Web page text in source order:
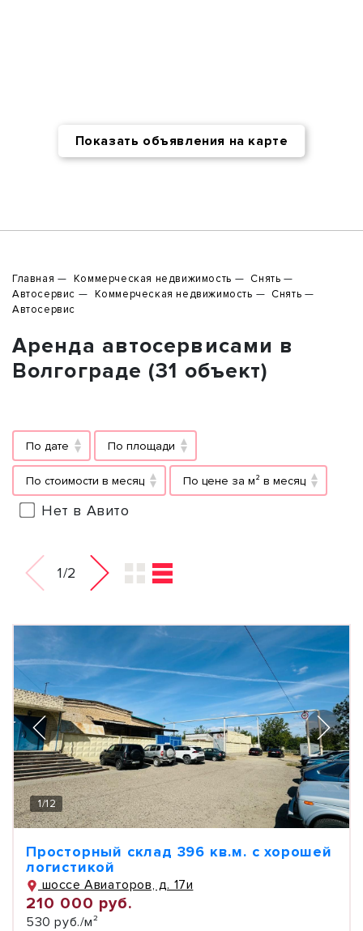
Показать объявления на карте
Главная Коммерческая недвижимость
Снять
Автосервис
Коммерческая недвижимость
Снять
Автосервис
Аренда автосервисами в
Волгограде (31 объект)
По дате По площади
По стоимости в месяц По цене за м² в месяц
Нет в Авито
1/2
1/12
Просторный склад 396 кв.м. с хорошей
логистикой
шоссе Авиаторов, д. 17и
210 000 руб.
530 руб./м²